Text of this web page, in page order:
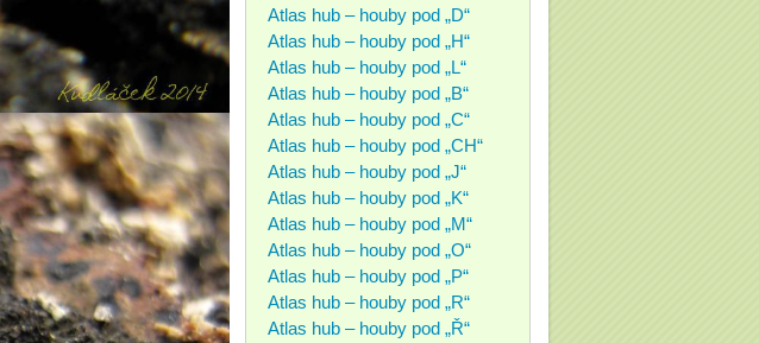
Atlas hub – houby pod „D“
Atlas hub – houby pod „H“
Atlas hub – houby pod „L“
Atlas hub – houby pod „B“
Atlas hub – houby pod „C“
Atlas hub – houby pod „CH“
Atlas hub – houby pod „J“
Atlas hub – houby pod „K“
Atlas hub – houby pod „M“
Atlas hub – houby pod „O“
Atlas hub – houby pod „P“
Atlas hub – houby pod „R“
Atlas hub – houby pod „Ř“